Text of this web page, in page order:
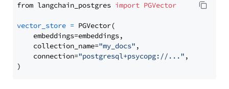
from langchain_postgres import PGVector
vector_store = PGVector(
    embeddings=embeddings,
    collection_name=
"my_docs" ,
    connection=
"postgresql+psycopg://..." ,